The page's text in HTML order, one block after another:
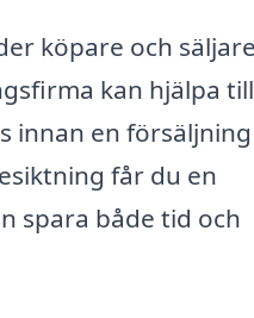
köpare och
kan hjälpa
innan en
får du en
spara både tid och